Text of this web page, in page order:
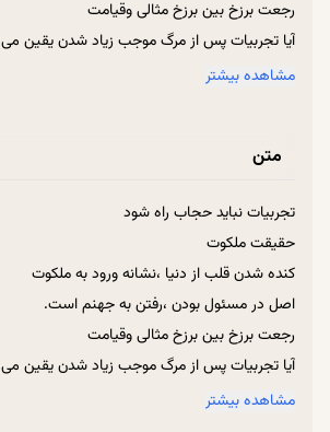
رجعت برزخ بین برزخ مثالی وقیامت
آیا تجربیات پس از مرگ موجب زیاد شدن یقین
اصل سقوط انسان بعد از باز شدن دروازه های
تجربه نشان فضیلت است.
مواظب تلقی مخاطب از بیان تجربه ها باشید
انتخاب در ظرف تقدیر است نه اینکه تقدیر را عوض
ماجرای مادر حضرت مریم
از رهزنی قوه وهم وخیال در تجربیات نباید غافل شد.
امام حسین ثارالله است.
ستاریت خداوند از باب امتنان است
مشاهده بیشتر
متن
تجربیات نباید حجاب راه شود
حقیقت ملکوت
کنده شدن قلب از دنیا ،نشانه ورود به ملکوت
اصل در مسئول بودن ،رفتن به جهنم است.
رجعت برزخ بین برزخ مثالی وقیامت
آیا تجربیات پس از مرگ موجب زیاد شدن یقین
اصل سقوط انسان بعد از باز شدن دروازه های
مشاهده بیشتر